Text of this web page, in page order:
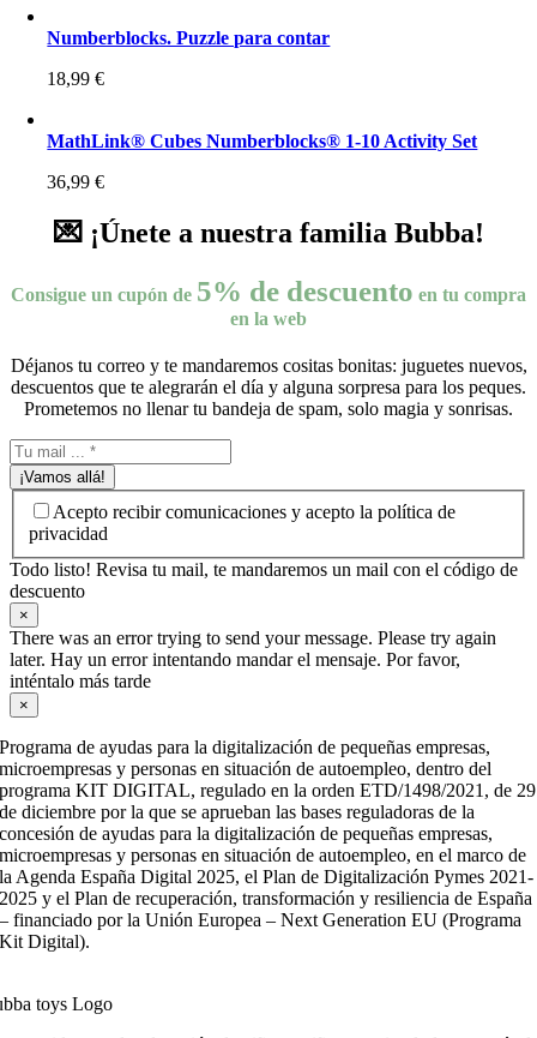
Numberblocks. Puzzle para contar
18,99€
MathLink® Cubes Numberblocks® 1-10 Activity Set
36,99€
💌 ¡Únete a nuestra familia Bubba!
Consigue un cupón de 5% de descuento en tu compra
en la web
Déjanos tu correo y te mandaremos cositas bonitas: juguetes nuevos,
descuentos que te alegrarán el día y alguna sorpresa para los peques.
Prometemos no llenar tu bandeja de spam, solo magia y sonrisas.
¡Vamos allá!
Acepto recibir comunicaciones y acepto la política de
privacidad
Todo listo! Revisa tu mail, te mandaremos un mail con el código de
descuento
×
There was an error trying to send your message. Please try again
later. Hay un error intentando mandar el mensaje. Por favor,
inténtalo más tarde
×
Programa de ayudas para la digitalización de pequeñas empresas,
microempresas y personas en situación de autoempleo, dentro del
programa KIT DIGITAL, regulado en la orden ETD/1498/2021, de 29
de diciembre por la que se aprueban las bases reguladoras de la
concesión de ayudas para la digitalización de pequeñas empresas,
microempresas y personas en situación de autoempleo, en el marco de
la Agenda España Digital 2025, el Plan de Digitalización Pymes 2021-
2025 y el Plan de recuperación, transformación y resiliencia de España
– financiado por la Unión Europea – Next Generation EU (Programa
Kit Digital).